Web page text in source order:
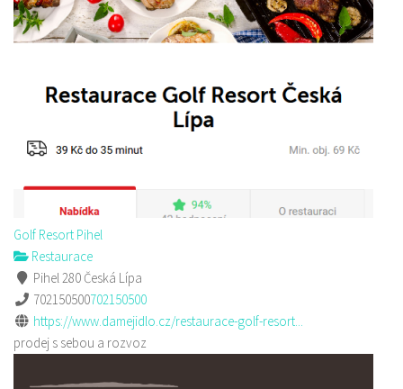
Golf Resort Pihel
Restaurace
Pihel 280 Česká Lípa
702150500702150500
https://www.damejidlo.cz/restaurace-golf-resort...
prodej s sebou a rozvoz